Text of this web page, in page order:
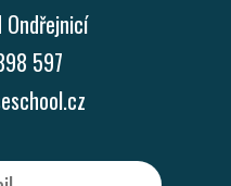
Ondřejnicí
597